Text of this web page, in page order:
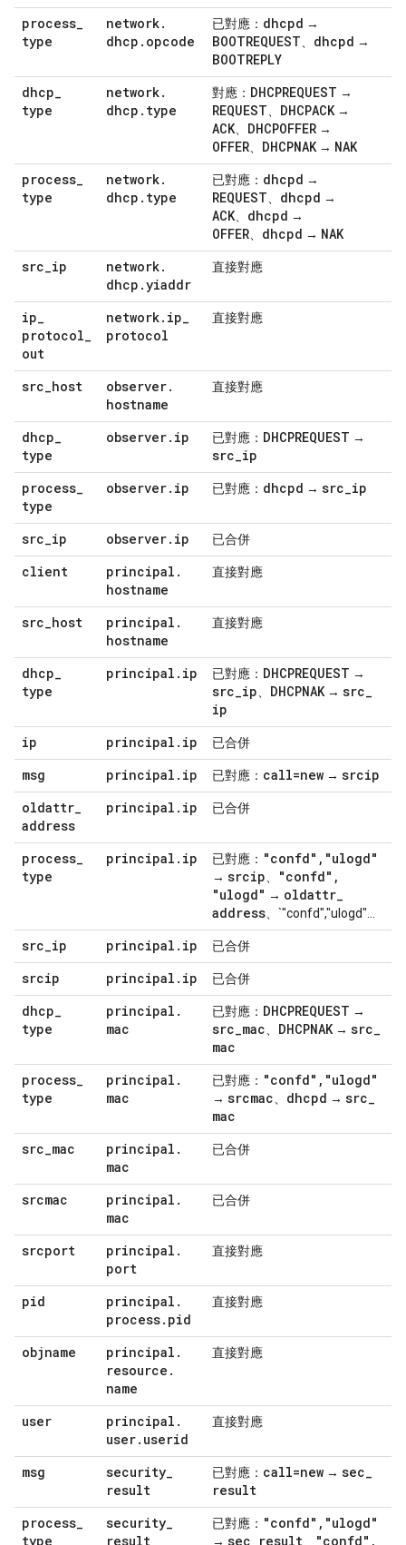
process_
type
network.
dhcp . opcode
已對應： dhcpd →
BOOTREQUEST dhcpd →
BOOTREPLY
dhcp_
type
network.
dhcp . type
對應： DHCPREQUEST →
REQUEST DHCPACK →
ACK DHCPOFFER →
OFFER DHCPNAK → NAK
process_
type
network.
dhcp . type
已對應： dhcpd →
REQUEST dhcpd →
ACK dhcpd →
OFFER dhcpd → NAK
src_ip network.
dhcp .yiaddr
直接對應
ip_
protocol_
out
network. ip_
protocol
直接對應
src_host observer.
hostname
直接對應
dhcp_
type
observer. ip 已對應： DHCPREQUEST →
src_ip
process_
type
observer. ip 已對應： dhcpd → src_ip
src_ip observer. ip 已合併
client principal .
hostname
直接對應
src_host principal .
hostname
直接對應
dhcp_
type
principal . ip 已對應： DHCPREQUEST →
src_ip DHCPNAK → src_
ip
ip
principal . ip 已合併
msg principal . ip 已對應： call=new → srcip
oldattr_
address
principal . ip 已合併
process_
type
principal . ip 已對應： "confd" , "ulogd"
→ srcip "confd" ,
"ulogd" → oldattr_
address 、`"confd","ulogd"...
src_ip principal . ip 已合併
srcip principal . ip 已合併
dhcp_
type
principal .
mac
已對應： DHCPREQUEST →
src_mac DHCPNAK → src_
mac
process_
type
principal .
mac
已對應： "confd" , "ulogd"
→ srcmac dhcpd → src_
mac
src_mac principal .
mac
已合併
srcmac principal .
mac
已合併
srcport principal .
port
直接對應
pid principal .
process. pid
直接對應
objname principal .
resource .
name
直接對應
user principal .
user. userid
直接對應
msg security_
result
已對應： call=new → sec_
result
process_
type
security_
result
已對應： "confd" , "ulogd"
→ sec result "confd" ,